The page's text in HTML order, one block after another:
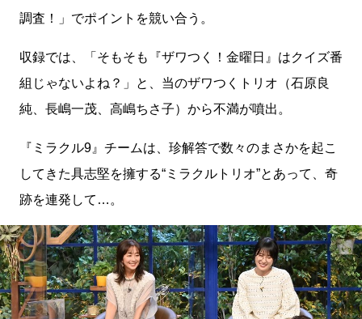
調査！」でポイントを競い合う。
収録では、「そもそも『ザワつく！金曜日』はクイズ番
組じゃないよね？」と、当のザワつくトリオ（石原良
純、長嶋一茂、高嶋ちさ子）から不満が噴出。
『ミラクル9』チームは、珍解答で数々のまさかを起こ
してきた具志堅を擁する“ミラクルトリオ”とあって、奇
跡を連発して…。